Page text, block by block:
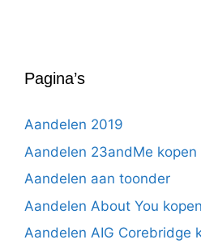
Pagina’s
Aandelen 2019
Aandelen 23andMe kopen
Aandelen aan toonder
Aandelen About You kopen
Aandelen AIG Corebridge